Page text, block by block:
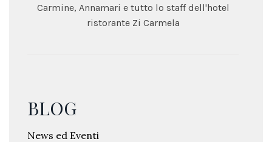
Carmine, Annamari e tutto lo staff dell'hotel
ristorante Zi Carmela
BLOG
News ed Eventi